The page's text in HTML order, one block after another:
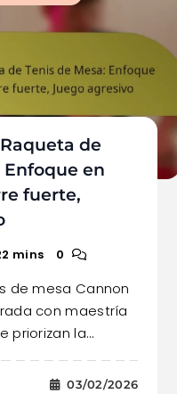
de
Enfoque en
fuerte,
mins 0
de mesa Cannon
con maestría
priorizan la…
03/02/2026